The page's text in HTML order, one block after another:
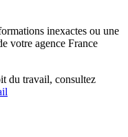
inexactes ou une
votre agence France
du travail, consultez